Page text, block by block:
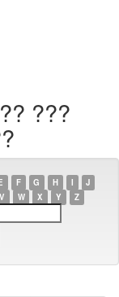
???
F G H I
J
V W X Y Z